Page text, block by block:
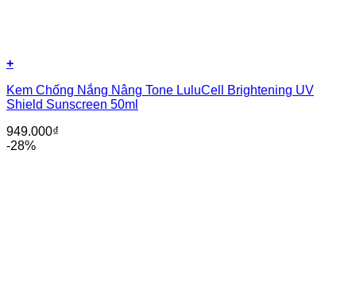
+
Kem Chống Nắng Nâng Tone LuluCell Brightening UV
Shield Sunscreen 50ml
949.000₫
-28%